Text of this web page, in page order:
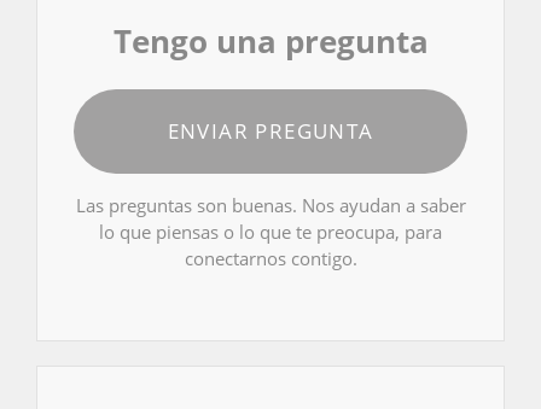
Tengo una pregunta
ENVIAR PREGUNTA
Las preguntas son buenas. Nos ayudan a saber
lo que piensas o lo que te preocupa, para
conectarnos contigo.